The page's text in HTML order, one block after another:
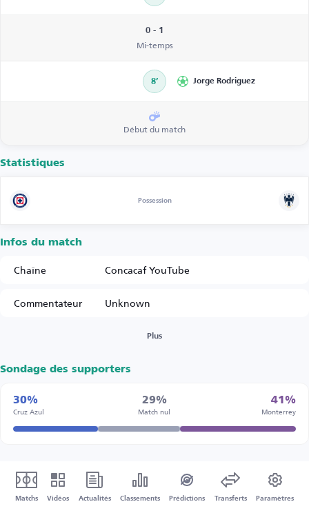
0 - 1
Mi-temps
8’ Jorge Rodriguez
Début du match
Statistiques
Possession
Infos du match
Chaîne
Concacaf YouTube
Commentateur
Unknown
Plus
Sondage des supporters
30%
Cruz Azul
29%
Match nul
41%
Monterrey
Matchs Vidéos Actualités Classements Prédictions Transferts Paramètres